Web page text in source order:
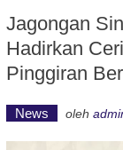
Jagongan
Hadirkan
Pinggiran
News oleh